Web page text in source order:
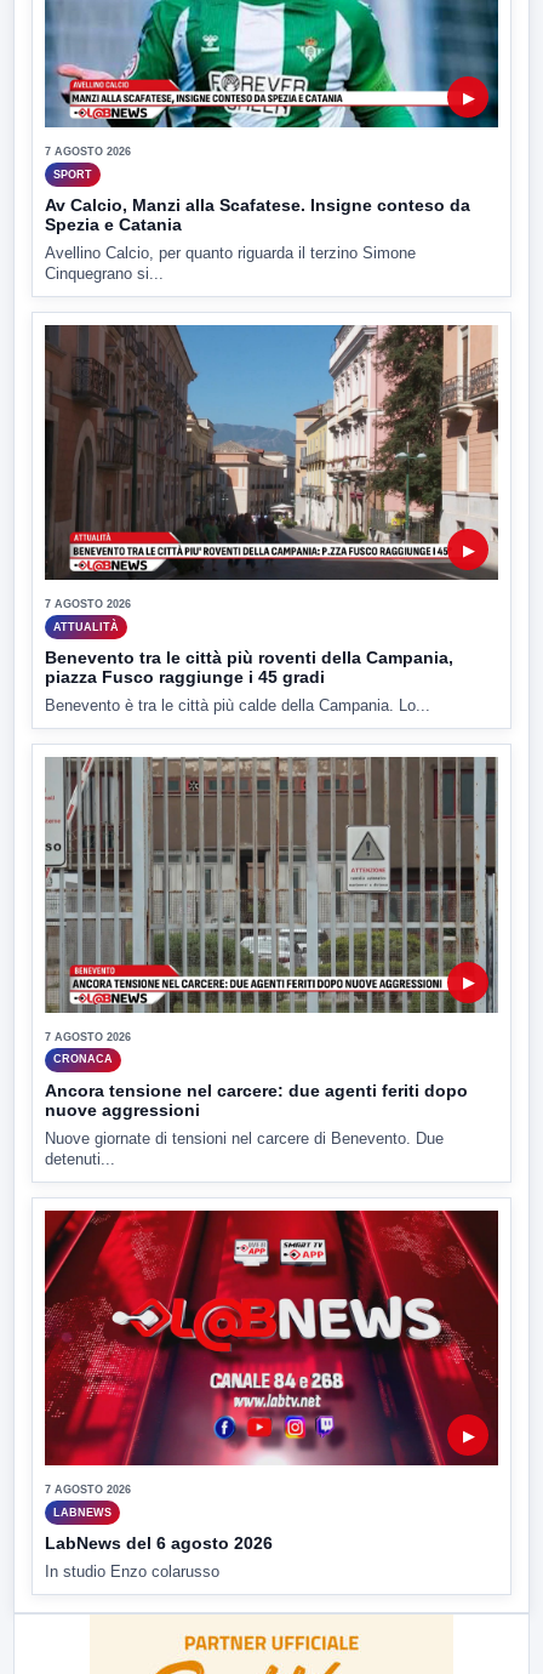
▶
7 AGOSTO 2026
SPORT
Av Calcio, Manzi alla Scafatese. Insigne conteso da
Spezia e Catania
Avellino Calcio, per quanto riguarda il terzino Simone
Cinquegrano si...
▶
7 AGOSTO 2026
ATTUALITÀ
Benevento tra le città più roventi della Campania,
piazza Fusco raggiunge i 45 gradi
Benevento è tra le città più calde della Campania. Lo...
▶
7 AGOSTO 2026
CRONACA
Ancora tensione nel carcere: due agenti feriti dopo
nuove aggressioni
Nuove giornate di tensioni nel carcere di Benevento. Due
detenuti...
▶
7 AGOSTO 2026
LABNEWS
LabNews del 6 agosto 2026
In studio Enzo colarusso